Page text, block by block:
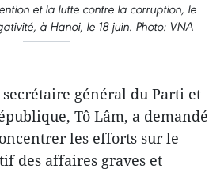
et la lutte contre la corruption, le
à Hanoi, le 18 juin. Photo: VNA
général du Parti et
Tô Lâm, a demandé
les efforts sur le
des affaires graves et